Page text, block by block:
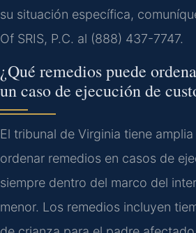
su situación específica,
Of SRIS, P.C. al (888) 437-7747.
¿Qué remedios puede
un caso de ejecución de
El tribunal de Virginia tiene
ordenar remedios en casos de
siempre dentro del marco del
menor. Los remedios incluyen